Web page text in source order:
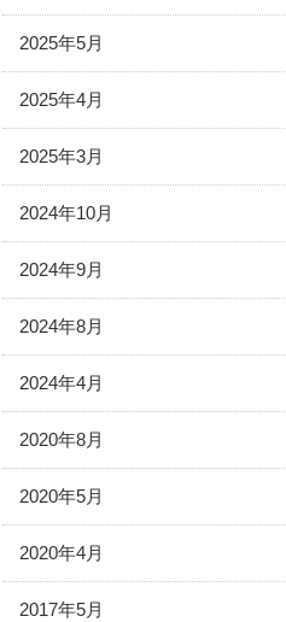
2025年5月
2025年4月
2025年3月
2024年10月
2024年9月
2024年8月
2024年4月
2020年8月
2020年5月
2020年4月
2017年5月